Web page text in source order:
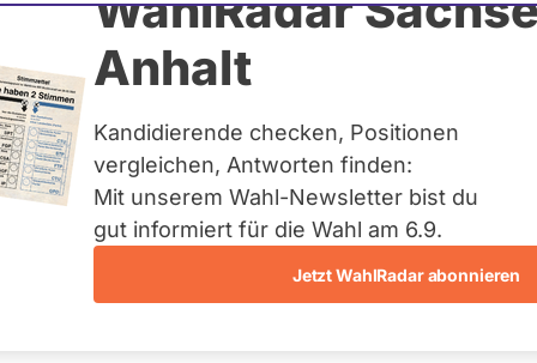
Anhalt
Kandidierende checken, Positionen
vergleichen, Antworten finden:
Mit unserem Wahl-Newsletter bist du
gut informiert für die Wahl am 6.9.
Jetzt WahlRadar abonnieren
Fulda